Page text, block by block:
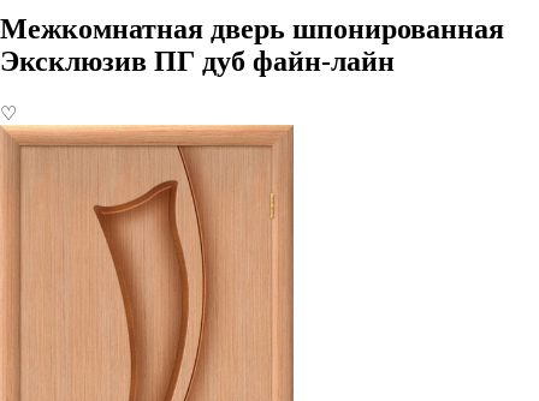
Межкомнатная дверь шпонированная
Эксклюзив ПГ дуб файн-лайн
♡